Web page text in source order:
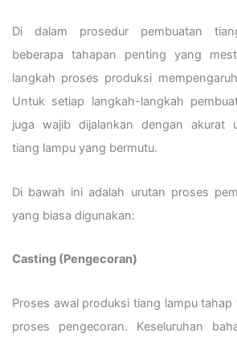
Di dalam prosedur pembuatan
beberapa tahapan penting yang
langkah proses produksi
Untuk setiap langkah-langkah
juga wajib dijalankan dengan akurat
tiang lampu yang bermutu.
Di bawah ini adalah urutan proses
yang biasa digunakan:
Casting (Pengecoran)
Proses awal produksi tiang lampu
proses pengecoran. Keseluruhan